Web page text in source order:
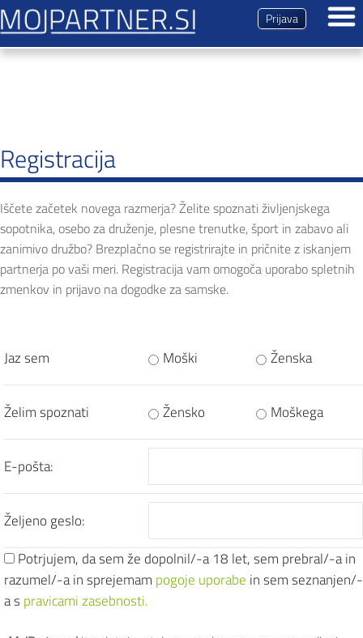
Magazin
Kontakt
Prijava
Registracija
Iščete začetek novega razmerja? Želite spoznati življenjskega
sopotnika, osebo za druženje, plesne trenutke, šport in zabavo ali
zanimivo družbo? Brezplačno se registrirajte in pričnite z iskanjem
partnerja po vaši meri. Registracija vam omogoča uporabo spletnih
zmenkov in prijavo na dogodke za samske.
Jaz sem Moški Ženska
Želim spoznati Žensko Moškega
E-pošta:
Željeno geslo:
Potrjujem, da sem že dopolnil/-a 18 let, sem prebral/-a in
razumel/-a in sprejemam pogoje uporabe in sem seznanjen/-
a s pravicami zasebnosti.